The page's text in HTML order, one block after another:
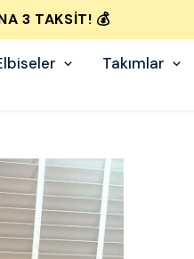
3 TAKSIT! 💰
Takımlar